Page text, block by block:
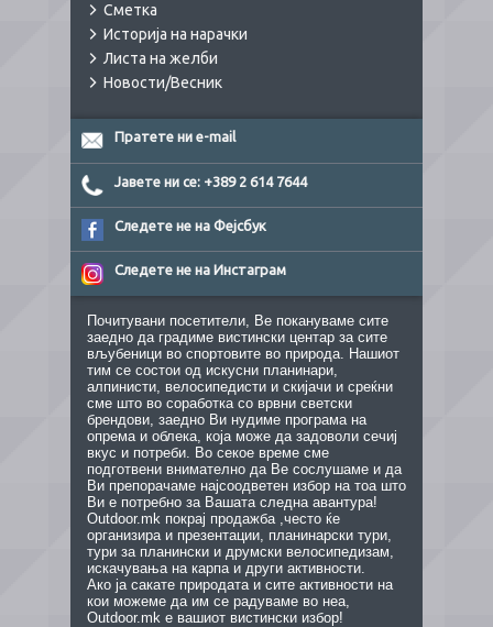
Сметка
Историја на нарачки
Листа на желби
Новости/Весник
Пратете ни e-mail
Јавете ни се: +389 2 614 7644
Следете не на Фејсбук
Следете не на Инстаграм
Почитувани посетители, Ве покануваме сите
заедно да градиме вистински центар за сите
вљубеници во спортовите во природа. Нашиот
тим се состои од искусни планинари,
алпинисти, велосипедисти и скијачи и среќни
сме што во соработка со врвни светски
брендови, заедно Ви нудиме програма на
опрема и облека, која може да задоволи сечиј
вкус и потреби. Во секое време сме
подготвени внимателно да Ве сослушаме и да
Ви препорачаме најсоодветен избор на тоа што
Ви е потребно за Вашата следна авантура!
Outdoor.mk покрај продажба ,често ќе
организира и презентации, планинарски тури,
тури за планински и друмски велосипедизам,
искачувања на карпа и други активности.
Ако ја сакате природата и сите активности на
кои можеме да им се радуваме во неа,
Outdoor.mk е вашиот вистински избор!